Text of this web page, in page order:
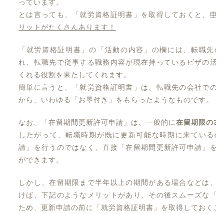
っています。
とは言っても、「就労資格証明書」を取得しておくと、 申
リットがたくさんあります！
「就労資格証明書」の「活動の内容」の欄には、転職先
れ、転職先で従事する職務内容が現在持っているビザの活
くれる役割を果たしてくれます。
簡単に言うと、「就労資格証明書」は、転職先の会社での
から、いわゆる「お墨付き」をもらったようなものです。
なお、「在留期間更新許可申請」は、一般的に在留期限の3
したがって、転職時期が既に更新可能な時期に来ている
請」を行うのではなく、直接「在留期間更新許可申請」を
ができます。
しかし、在留期限まで半年以上の期間がある場合などは、
けば、下記のようなメリットがあり、その後スムーズな「
ため、更新申請の前に「就労資格証明書」を取得しておく